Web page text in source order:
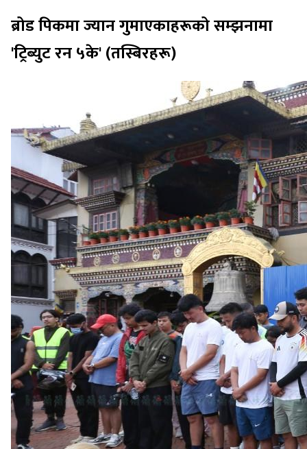
ब्रोड पिकमा ज्यान गुमाएकाहरूको सम्झनामा
'ट्रिब्युट रन ५के' (तस्बिरहरू)